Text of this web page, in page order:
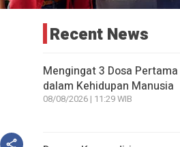
Recent News
Mengingat 3 Dosa Pertama
dalam Kehidupan Manusia
08/08/2026 | 11:29 WIB